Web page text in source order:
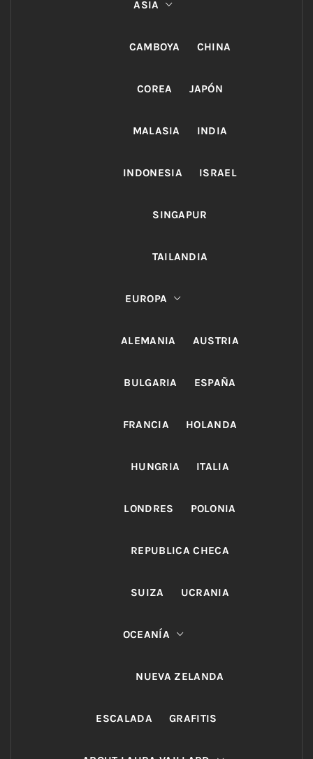
ASIA
CAMBOYA CHINA
COREA JAPÓN
MALASIA INDIA
INDONESIA ISRAEL
SINGAPUR
TAILANDIA
EUROPA
ALEMANIA AUSTRIA
BULGARIA ESPAÑA
FRANCIA HOLANDA
HUNGRIA ITALIA
LONDRES POLONIA
REPUBLICA CHECA
SUIZA UCRANIA
OCEANÍA
NUEVA ZELANDA
ESCALADA GRAFITIS